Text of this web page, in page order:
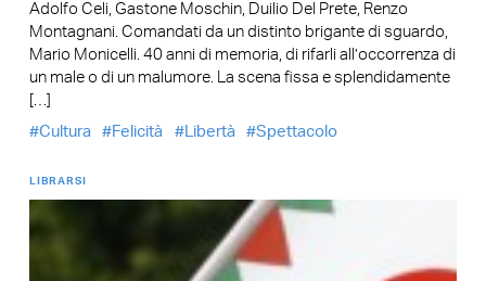
Adolfo Celi, Gastone Moschin, Duilio Del Prete, Renzo
Montagnani. Comandati da un distinto brigante di sguardo,
Mario Monicelli. 40 anni di memoria, di rifarli all’occorrenza di
un male o di un malumore. La scena fissa e splendidamente
[…]
Cultura
Felicità Libertà Spettacolo
LIBRARSI